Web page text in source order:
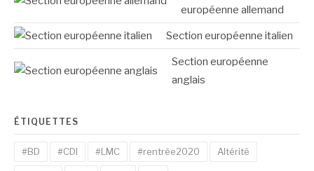
européenne allemand
Section européenne italien
Section européenne
anglais
ÉTIQUETTES
#BD #CDI #LMC #rentrée2020 Altérité